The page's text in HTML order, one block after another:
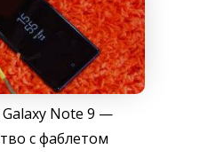
Galaxy Note 9 —
с фаблетом